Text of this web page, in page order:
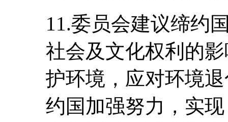
11.委员会建议缔约
社会及文化权利的
护环境，应对环境
约国加强努力，实